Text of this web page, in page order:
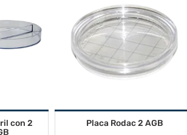
con 2
Placa Rodac 2 AGB